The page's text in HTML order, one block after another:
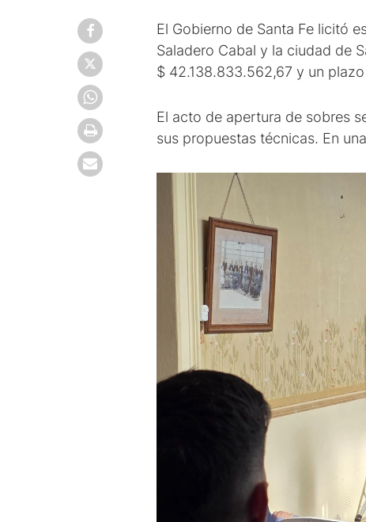
El Gobierno de Santa Fe licitó
Saladero Cabal y la ciudad de
$ 42.138.833.562,67 y un
El acto de apertura de sobres
sus propuestas técnicas. En